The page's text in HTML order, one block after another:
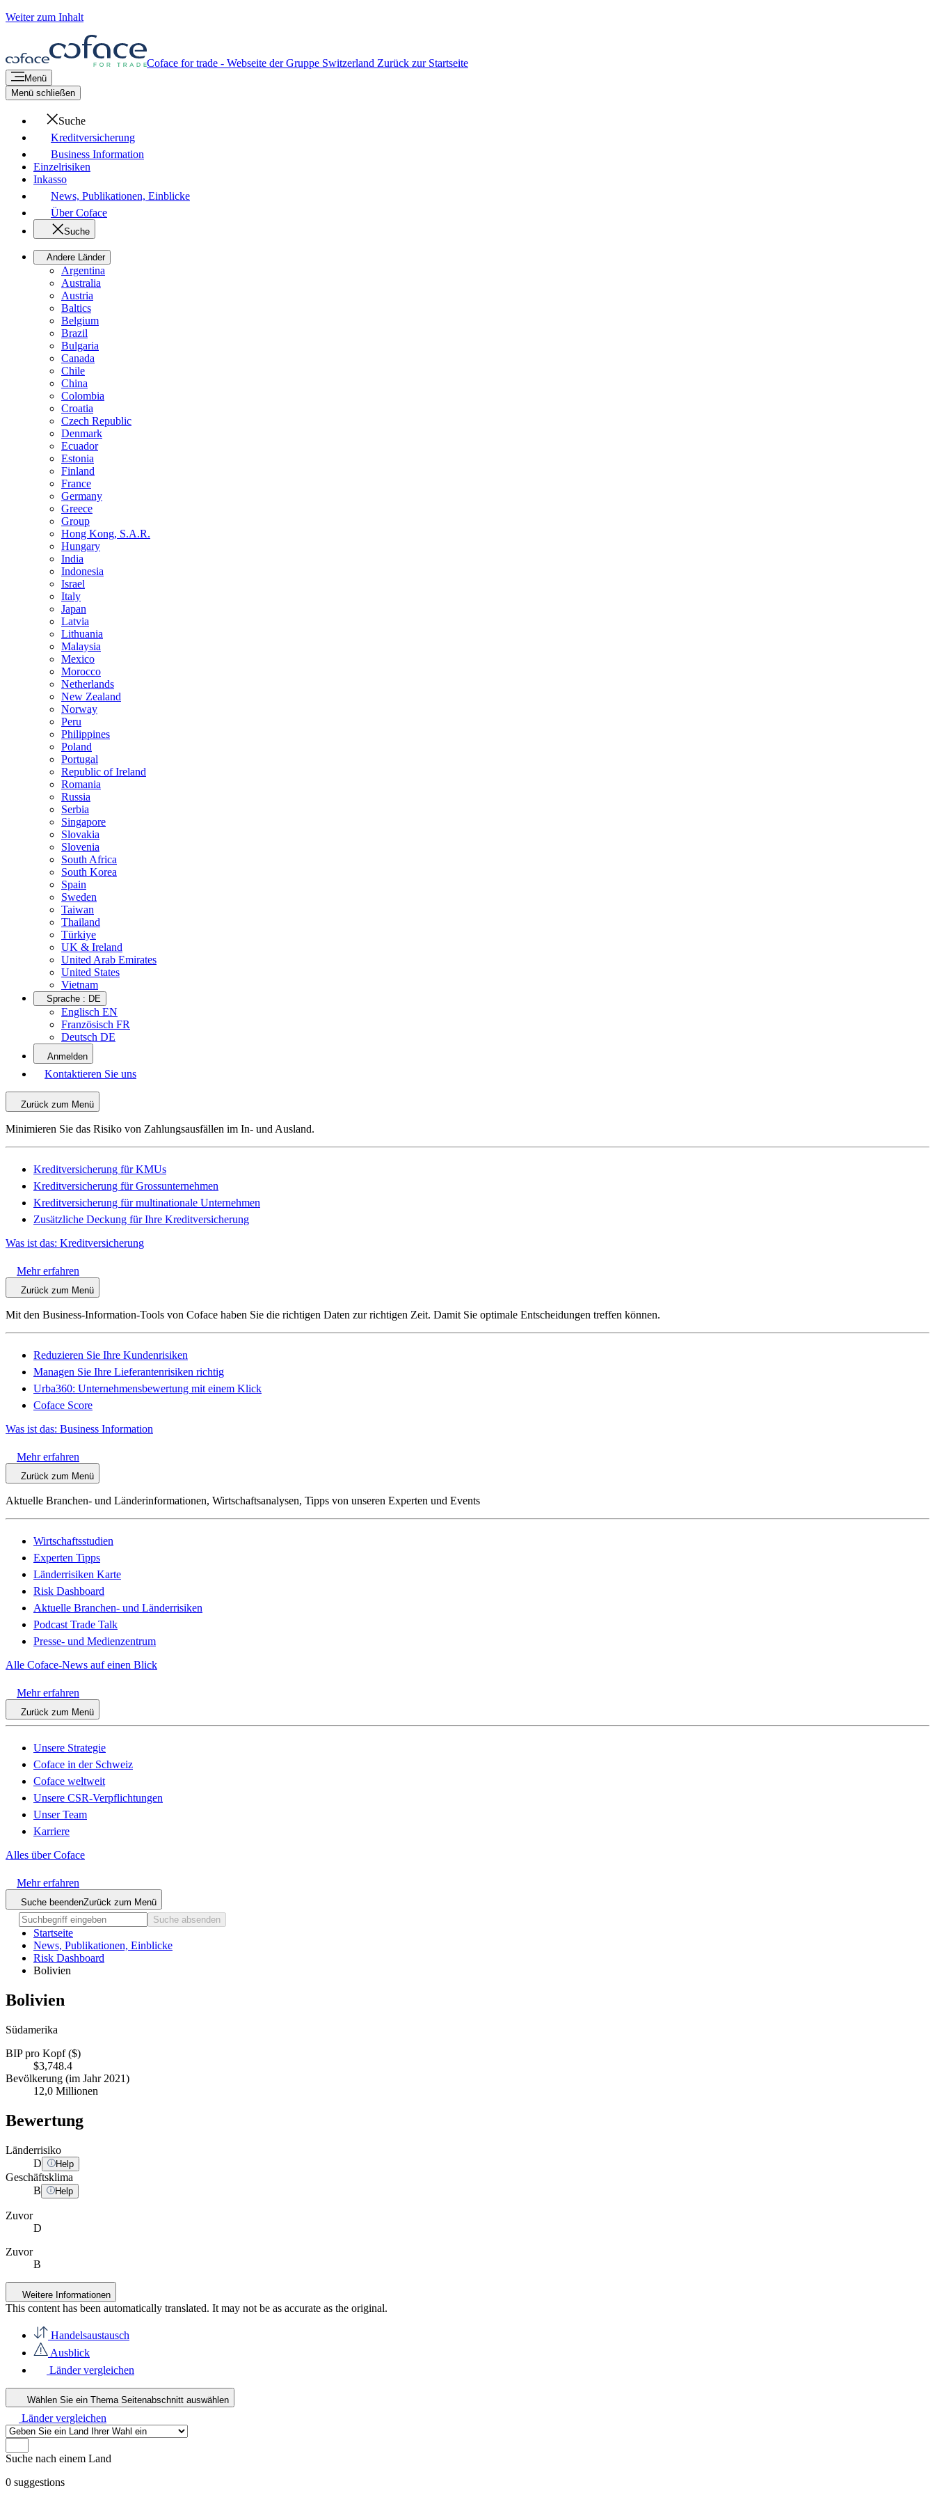
Weiter zum Inhalt
Coface for trade - Webseite der Gruppe Switzerland Zurück zur Startseite
Menü
Menü schließen
Suche
Kreditversicherung
Business Information
Einzelrisiken
Inkasso
News, Publikationen, Einblicke
Über Coface
Suche
Andere Länder
Argentina
Australia
Austria
Baltics
Belgium
Brazil
Bulgaria
Canada
Chile
China
Colombia
Croatia
Czech Republic
Denmark
Ecuador
Estonia
Finland
France
Germany
Greece
Group
Hong Kong, S.A.R.
Hungary
India
Indonesia
Israel
Italy
Japan
Latvia
Lithuania
Malaysia
Mexico
Morocco
Netherlands
New Zealand
Norway
Peru
Philippines
Poland
Portugal
Republic of Ireland
Romania
Russia
Serbia
Singapore
Slovakia
Slovenia
South Africa
South Korea
Spain
Sweden
Taiwan
Thailand
Türkiye
UK & Ireland
United Arab Emirates
United States
Vietnam
Sprache : DE
Englisch EN
Französisch FR
Deutsch DE
Anmelden
Kontaktieren Sie uns
Zurück zum Menü
Minimieren Sie das Risiko von Zahlungsausfällen im In- und Ausland.
Kreditversicherung für KMUs
Kreditversicherung für Grossunternehmen
Kreditversicherung für multinationale Unternehmen
Zusätzliche Deckung für Ihre Kreditversicherung
Was ist das: Kreditversicherung
Mehr erfahren
Zurück zum Menü
Mit den Business-Information-Tools von Coface haben Sie die richtigen Daten zur richtigen Zeit. Damit Sie optimale Entscheidungen treffen können.
Reduzieren Sie Ihre Kundenrisiken
Managen Sie Ihre Lieferantenrisiken richtig
Urba360: Unternehmensbewertung mit einem Klick
Coface Score
Was ist das: Business Information
Mehr erfahren
Zurück zum Menü
Aktuelle Branchen- und Länderinformationen, Wirtschaftsanalysen, Tipps von unseren Experten und Events
Wirtschaftsstudien
Experten Tipps
Länderrisiken Karte
Risk Dashboard
Aktuelle Branchen- und Länderrisiken
Podcast Trade Talk
Presse- und Medienzentrum
Alle Coface-News auf einen Blick
Mehr erfahren
Zurück zum Menü
Unsere Strategie
Coface in der Schweiz
Coface weltweit
Unsere CSR-Verpflichtungen
Unser Team
Karriere
Alles über Coface
Mehr erfahren
Suche beendenZurück zum Menü
Suche absenden
Startseite
News, Publikationen, Einblicke
Risk Dashboard
Bolivien
Bolivien
Südamerika
BIP pro Kopf ($)
$3,748.4
Bevölkerung (im Jahr 2021)
12,0 Millionen
Bewertung
Länderrisiko
D
Help
Geschäftsklima
B
Help
Zuvor
D
Zuvor
B
Weitere Informationen
This content has been automatically translated. It may not be as accurate as the original.
Handelsaustausch
Ausblick
Länder vergleichen
Wählen Sie ein Thema Seitenabschnitt auswählen
Länder vergleichen
Suche nach einem Land
0 suggestions